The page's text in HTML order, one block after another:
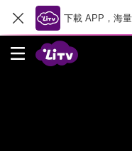
下載 APP，海